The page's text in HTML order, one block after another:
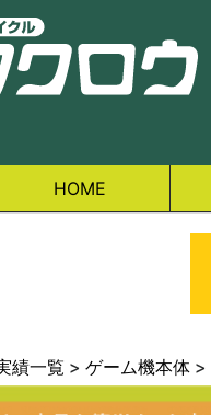
HOME
績一覧 > ゲーム機本体 >